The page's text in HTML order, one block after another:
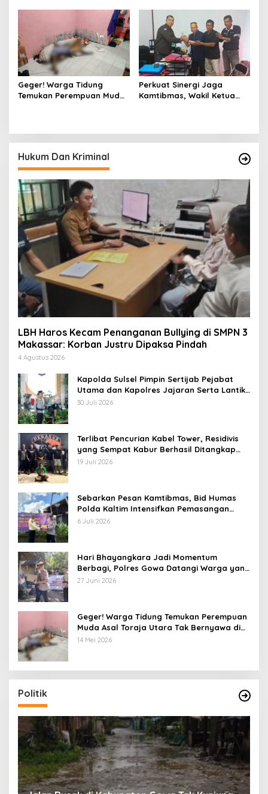
Membutuhkan
Asuhan Jabal Rahmah
Geger! Warga Tidung
Temukan Perempuan Muda
Perkuat Sinergi Jaga
Kamtibmas, Wakil Ketua
Hukum Dan Kriminal
LBH Haros Kecam Penanganan Bullying di SMPN 3
Makassar: Korban Justru Dipaksa Pindah
4 Agustus 2026
Kapolda Sulsel Pimpin Sertijab Pejabat
Utama dan Kapolres Jajaran Serta Lantik
Karolog dan Kapolresta Gowa
30 Juli 2026
Terlibat Pencurian Kabel Tower, Residivis
yang Sempat Kabur Berhasil Ditangkap
Tim Gabungan di Jeneponto
19 Juli 2026
Sebarkan Pesan Kamtibmas, Bid Humas
Polda Kaltim Intensifkan Pemasangan
Spanduk serta Pembagian Stiker
6 Juli 2026
Hari Bhayangkara Jadi Momentum
Berbagi, Polres Gowa Datangi Warga yang
Membutuhkan
27 Juni 2026
Geger! Warga Tidung Temukan Perempuan
Muda Asal Toraja Utara Tak Bernyawa di
Kamar Kos
14 Mei 2026
Politik